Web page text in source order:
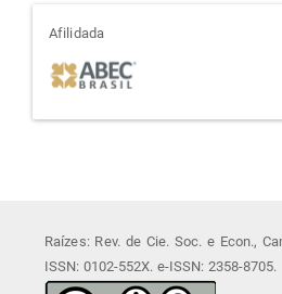
afiliada
Afilidada
Raízes: Rev. de Cie. Soc. e Econ.,
ISSN: 0102-552X. e-ISSN: 2358-8705.